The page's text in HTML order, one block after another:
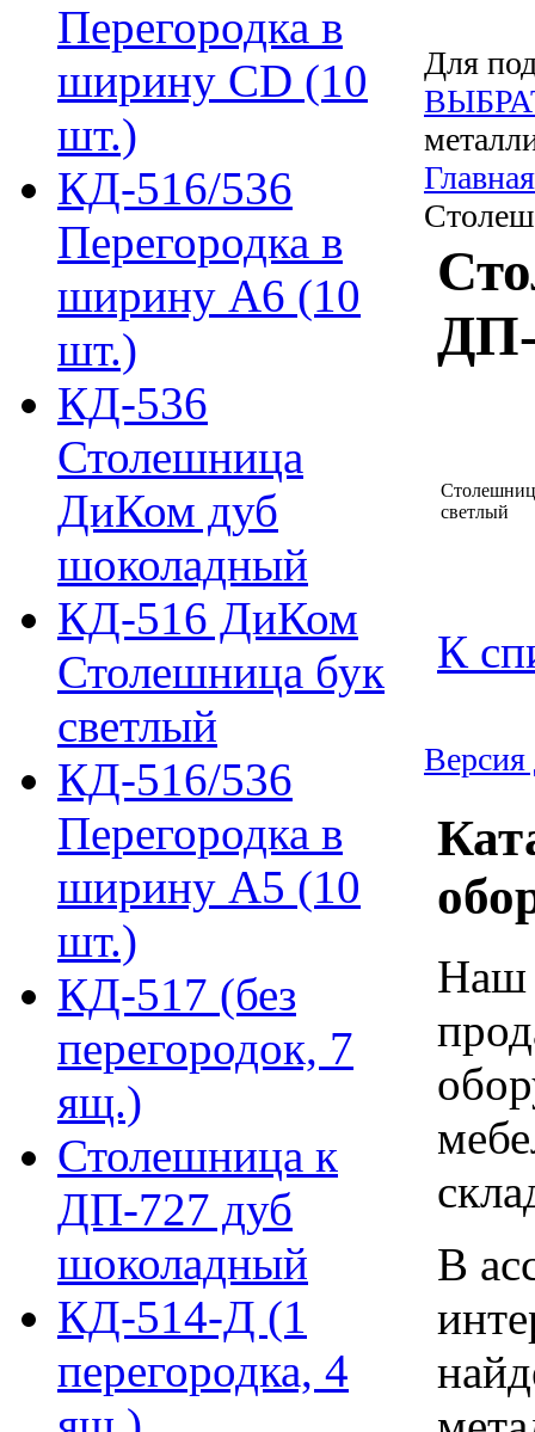
Перегородка в
ширину CD (10
шт.)
КД-516/536
Перегородка в
ширину А6 (10
шт.)
КД-536
Столешница
ДиКом дуб
шоколадный
КД-516 ДиКом
Столешница бук
светлый
КД-516/536
Перегородка в
ширину А5 (10
шт.)
КД-517 (без
перегородок, 7
ящ.)
Столешница к
ДП-727 дуб
шоколадный
КД-514-Д (1
перегородка, 4
Для
Главная
ДП-
светлый
К
Версия
Наш
В